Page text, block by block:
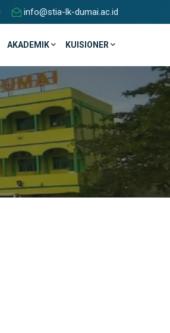
info@stia-lk-dumai.ac.id
AKADEMIK KUISIONER